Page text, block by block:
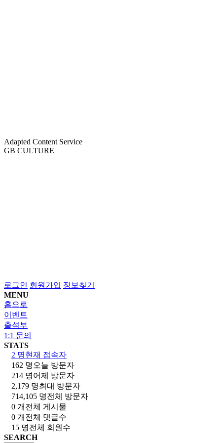
Adapted Content Service
GB CULTURE
로그인 회원가입 정보찾기
MENU
홈으로
이벤트
출석부
1:1 문의
STATS
2 명현재 접속자
162 명 오늘 방문자
214 명어제 방문자
2,179 명최대 방문자
714,105 명전체 방문자
0 개 전체 게시물
0 개 전체 댓글수
15 명전체 회원수
SEARCH